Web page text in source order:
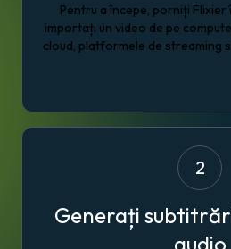
Pentru a începe, porniți
importați un video de pe
cloud, platformele de streaming
2
Generați